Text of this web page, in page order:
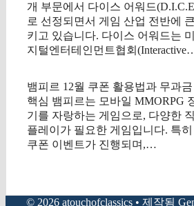
개 부문에서 다이스 어워드
로 선정되면서 게임 산업 전반에
키고 있습니다. 다이스 어워드는
지털엔터테인먼트협회
뱀피르 12월 쿠폰 활용법과 무과
핵심 뱀피르는 모바일 MMORPG
기를 자랑하는 게임으로, 다양한
플레이가 필요한 게임입니다. 특
쿠폰 이벤트가 진행되며,…
© 2026 atouchofclassics • 제작됨